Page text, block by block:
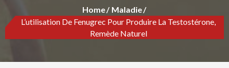
Home
Maladie
L’utilisation De Fenugrec Pour Produire La Testostérone,
Remède Naturel